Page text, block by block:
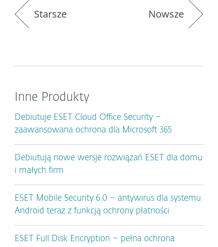
Starsze Nowsze
Inne Produkty
Debiutuje ESET Cloud Office Security –
zaawansowana ochrona dla Microsoft 365
Debiutują nowe wersje rozwiązań ESET dla domu
i małych firm
ESET Mobile Security 6.0 – antywirus dla systemu
Android teraz z funkcją ochrony płatności
ESET Full Disk Encryption – pełna ochrona